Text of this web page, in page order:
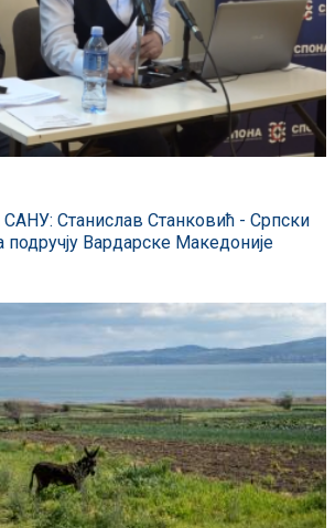
САНУ: Станислав Станковић - Српски
подручју Вардарске Македоније